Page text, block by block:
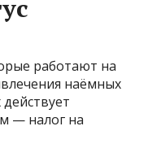
работают на
наёмных
— налог на